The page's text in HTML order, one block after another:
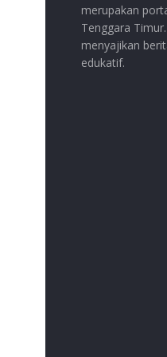
merupakan
Tenggara
menyajikan
edukatif.